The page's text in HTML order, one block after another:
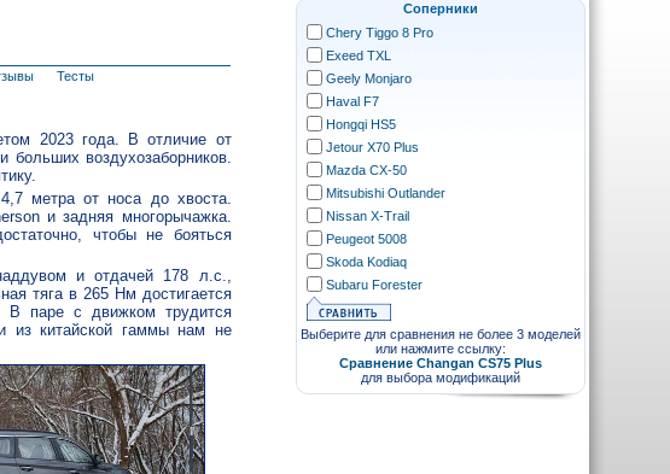
Тесты
2023 года. В отличие от
больших воздухозаборников.
метра от носа до хвоста.
и задняя многорычажка.
чтобы не бояться
и отдачей 178 л.с.,
тяга в 265 Нм достигается
В паре с движком трудится
из китайской гаммы нам не
Соперники
Chery Tiggo 8 Pro
Exeed TXL
Geely Monjaro
Haval F7
Hongqi HS5
Jetour X70 Plus
Mazda CX-50
Mitsubishi Outlander
Nissan X-Trail
Peugeot 5008
Skoda Kodiaq
Subaru Forester
Выберите для сравнения не более 3 моделей
или нажмите ссылку:
Сравнение Changan CS75 Plus
для выбора модификаций